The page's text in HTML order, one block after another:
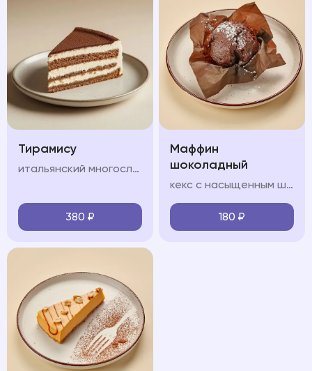
Тирамису
итальянский многослойный десерт, в состав которого входят сыр маскарпоне, кофе, куриные яйца, сахар и печенье савоярди.
380 ₽
Маффин
шоколадный
кекс с насыщенным шоколадным вкусом, который содержит приятную жидкую кофейную структуру
180 ₽